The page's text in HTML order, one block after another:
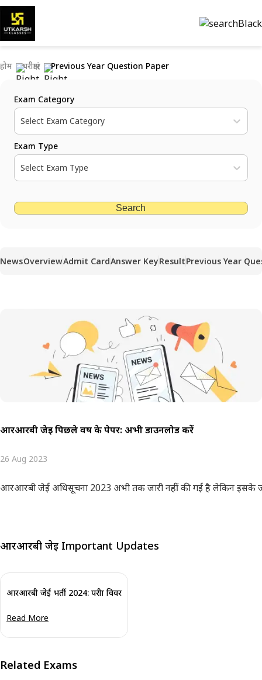
होम परीक्षाएं Previous Year Question Paper
Exam Category
Select Exam Category
Exam Type
Select Exam Type
Search
NewsOverviewAdmit CardAnswer KeyResultPrevious Year
आरआरबी जेई पिछले वर्ष के पेपर: अभी डाउनलोड करें
26 Aug 2023
आरआरबी जेई अधिसूचना 2023 अभी तक जारी नहीं की गई है लेकिन इसके
आरआरबी जेइ Important Updates
आरआरबी जेई भर्ती 2024: परीक्षा विवरण देखें और अभी आवेदन करें
Read More
Related Exams